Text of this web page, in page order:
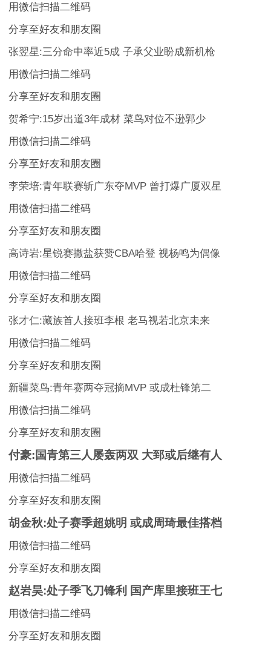
用微信扫描二维码
分享至好友和朋友圈
张翌星:三分命中率近5成 子承父业盼成新机枪
用微信扫描二维码
分享至好友和朋友圈
贺希宁:15岁出道3年成材 菜鸟对位不逊郭少
用微信扫描二维码
分享至好友和朋友圈
李荣培:青年联赛斩广东夺MVP 曾打爆广厦双星
用微信扫描二维码
分享至好友和朋友圈
高诗岩:星锐赛撒盐获赞CBA哈登 视杨鸣为偶像
用微信扫描二维码
分享至好友和朋友圈
张才仁:藏族首人接班李根 老马视若北京未来
用微信扫描二维码
分享至好友和朋友圈
新疆菜鸟:青年赛两夺冠摘MVP 或成杜锋第二
用微信扫描二维码
分享至好友和朋友圈
付豪:国青第三人屡轰两双 大郅或后继有人
用微信扫描二维码
分享至好友和朋友圈
胡金秋:处子赛季超姚明 或成周琦最佳搭档
用微信扫描二维码
分享至好友和朋友圈
赵岩昊:处子季飞刀锋利 国产库里接班王七
用微信扫描二维码
分享至好友和朋友圈